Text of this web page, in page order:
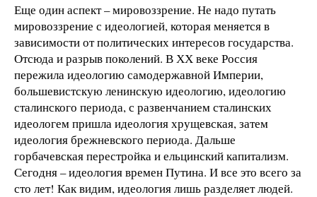
Еще один аспект – мировоззрение. Не надо путать
мировоззрение с идеологией, которая меняется в
зависимости от политических интересов государства.
Отсюда и разрыв поколений. В ХХ веке Россия
пережила идеологию самодержавной Империи,
большевистскую ленинскую идеологию, идеологию
сталинского периода, с развенчанием сталинских
идеологем пришла идеология хрущевская, затем
идеология брежневского периода. Дальше
горбачевская перестройка и ельцинский капитализм.
Сегодня – идеология времен Путина. И все это всего за
сто лет! Как видим, идеология лишь разделяет людей.